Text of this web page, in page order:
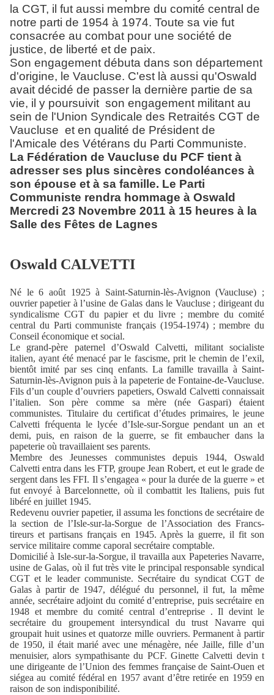
la CGT, il fut aussi membre du comité central de
notre parti de 1954 à 1974. Toute sa vie fut
consacrée au combat pour une société de
justice, de liberté et de paix.
Son engagement débuta dans son département
d'origine, le Vaucluse. C'est là aussi qu'Oswald
avait décidé de passer la dernière partie de sa
vie, il y poursuivit son engagement militant au
sein de l'Union Syndicale des Retraités CGT de
Vaucluse et en qualité de Président de
l'Amicale des Vétérans du Parti Communiste.
La Fédération de Vaucluse du PCF tient à
adresser ses plus sincères condoléances à
son épouse et à sa famille. Le Parti
Communiste rendra hommage à Oswald
Mercredi 23 Novembre 2011 à 15 heures à la
Salle des Fêtes de Lagnes
Oswald CALVETTI
Né le 6 août 1925 à Saint-Saturnin-lès-Avignon (Vaucluse) ;
ouvrier papetier à l’usine de Galas dans le Vaucluse ; dirigeant du
syndicalisme CGT du papier et du livre ; membre du comité
central du Parti communiste français (1954-1974) ; membre du
Conseil économique et social.
Le grand-père paternel d’Oswald Calvetti, militant socialiste
italien, ayant été menacé par le fascisme, prit le chemin de l’exil,
bientôt imité par ses cinq enfants. La famille travailla à Saint-
Saturnin-lès-Avignon puis à la papeterie de Fontaine-de-Vaucluse.
Fils d’un couple d’ouvriers papetiers, Oswald Calvetti connaissait
l’italien. Son père comme sa mère (née Gaspari) étaient
communistes. Titulaire du certificat d’études primaires, le jeune
Calvetti fréquenta le lycée d’Isle-sur-Sorgue pendant un an et
demi, puis, en raison de la guerre, se fit embaucher dans la
papeterie où travaillaient ses parents.
Membre des Jeunesses communistes depuis 1944, Oswald
Calvetti entra dans les FTP, groupe Jean Robert, et eut le grade de
sergent dans les FFI. Il s’engagea « pour la durée de la guerre » et
fut envoyé à Barcelonnette, où il combattit les Italiens, puis fut
libéré en juillet 1945.
Redevenu ouvrier papetier, il assuma les fonctions de secrétaire de
la section de l’Isle-sur-la-Sorgue de l’Association des Francs-
tireurs et partisans français en 1945. Après la guerre, il fit son
service militaire comme caporal secrétaire comptable.
Domicilié à Isle-sur-la-Sorgue, il travailla aux Papeteries Navarre,
usine de Galas, où il fut très vite le principal responsable syndical
CGT et le leader communiste. Secrétaire du syndicat CGT de
Galas à partir de 1947, délégué du personnel, il fut, la même
année, secrétaire adjoint du comité d’entreprise, puis secrétaire en
1948 et membre du comité central d’entreprise . Il devint le
secrétaire du groupement intersyndical du trust Navarre qui
groupait huit usines et quatorze mille ouvriers. Permanent à partir
de 1950, il était marié avec une ménagère, née Jaille, fille d’un
menuisier, alors sympathisante du PCF. Ginette Calvetti devin t
une dirigeante de l’Union des femmes française de Saint-Ouen et
siégea au comité fédéral en 1957 avant d’être retirée en 1959 en
raison de son indisponibilité.